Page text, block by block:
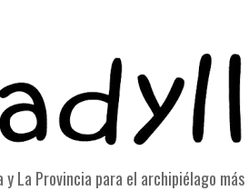
y La Provincia para el archipiélago